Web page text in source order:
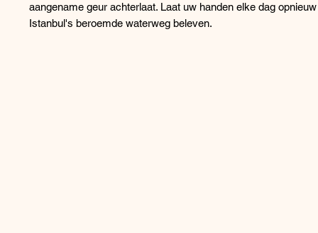
aangename geur achterlaat. Laat uw handen elke dag
Istanbul's beroemde waterweg beleven.